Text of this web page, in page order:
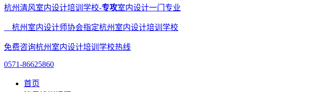
杭州清风室内设计培训学校-专攻室内设计一门专业
杭州室内设计师协会指定杭州室内设计培训学校
免费咨询杭州室内设计培训学校热线
0571-86625860
首页